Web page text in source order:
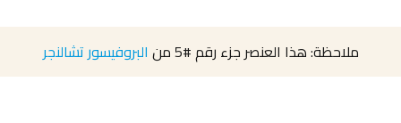
ملاحظة: هذا العنصر جزء رقم#5 من البروفيسور تشالنجر